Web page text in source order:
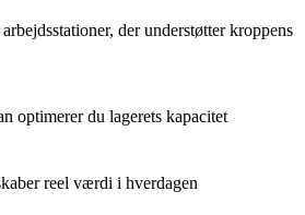
der understøtter kroppens
optimerer du lagerets kapacitet
reel værdi i hverdagen